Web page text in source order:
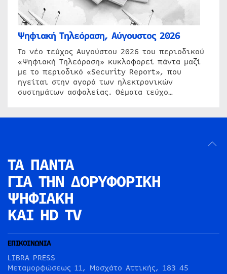
Ψηφιακή Τηλεόραση, Αύγουστος 2026
Το νέο τεύχος Αυγούστου 2026 του περιοδικού
«Ψηφιακή Τηλεόραση» κυκλοφορεί πάντα μαζί
με το περιοδικό «Security Report», που
ηγείται στην αγορά των ηλεκτρονικών
συστημάτων ασφαλείας. Θέματα τεύχο…
ΤΑ ΠΑΝΤΑ
ΓΙΑ ΤΗΝ ΔΟΡΥΦΟΡΙΚΗ
ΨΗΦΙΑΚΗ
ΚΑΙ HD TV
ΕΠΙΚΟΙΝΩΝΙΑ
LIBRA PRESS
Μεταμορφώσεως 11, Μοσχάτο Αττικής, 183 45